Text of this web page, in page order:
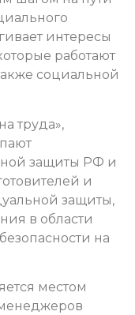
интересы
работают
социальной
труда»,
защиты РФ и
и
защиты,
в области
на
местом